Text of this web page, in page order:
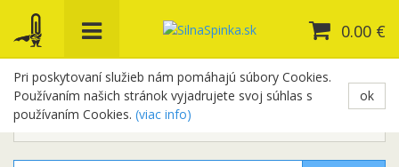
Pri poskytovaní služieb nám pomáhajú súbory Cookies.
Používaním našich stránok vyjadrujete svoj súhlas s
používaním Cookies. (viac info)
ok
0.00 €
+421 948 654 329
objednavky@silnaspinka.sk